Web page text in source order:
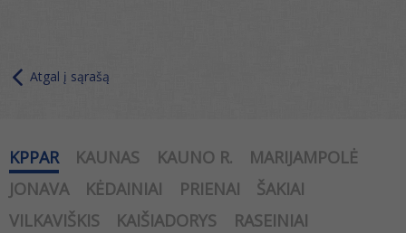
Atgal į sąrašą
KPPAR KAUNAS KAUNO R.
MARIJAMPOLĖ
JONAVA
KĖDAINIAI PRIENAI
ŠAKIAI
VILKAVIŠKIS
KAIŠIADORYS RASEINIAI